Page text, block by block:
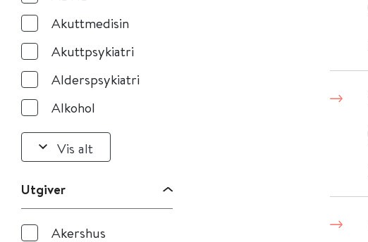
Akuttmedisin
Akuttpsykiatri
Alderspsykiatri
Alkohol
Vis alt
Utgiver
Akershus